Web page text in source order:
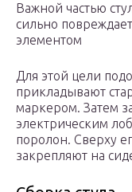
Важной частью
сильно
элементом
Для этой цели
прикладывают
маркером. Затем
электрическим
поролон. Сверху
закрепляют на